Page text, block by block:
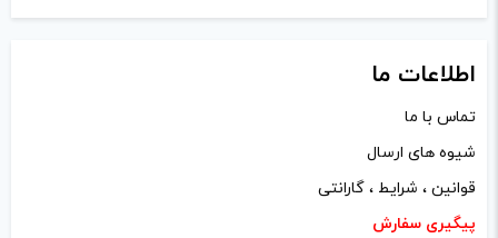
ایمیل*
ذخیره نام، ایمیل و وبسایت من در مرورگر برای زمانی که دوباره
دیدگاهی می‌نویسم.
اطلاعات ما
تماس با ما
شیوه های ارسال
قوانین ، شرایط ، گارانتی
پیگیری سفارش